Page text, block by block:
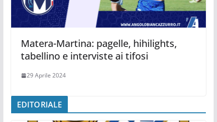
Matera-Martina: pagelle, hihilights,
tabellino e interviste ai tifosi
29 Aprile 2024
EDITORIALE